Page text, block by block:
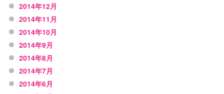
2014年12月
2014年11月
2014年10月
2014年9月
2014年8月
2014年7月
2014年6月